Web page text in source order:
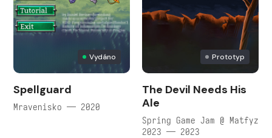
Vydáno
Spellguard
Mravenisko — 2020
Prototyp
The Devil Needs His
Ale
Spring Game Jam @ Matfyz
2023 — 2023